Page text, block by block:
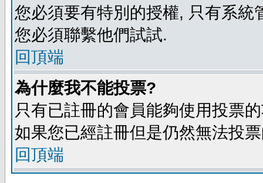
您必須要有特別的授權, 只有系
您必須聯繫他們試試.
回頂端
為什麼我不能投票?
只有已註冊的會員能夠使用投票
如果您已經註冊但是仍然無法投
回頂端